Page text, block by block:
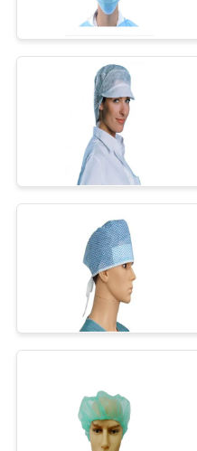
CONTACTEER
ONS
NIEUWS
VERZOEK
OM EEN
CITAAT
SITEMAP
PRIVACY
PETG-